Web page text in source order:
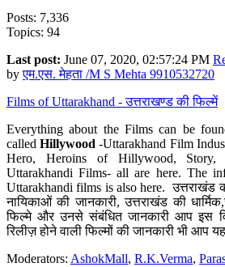
Posts: 7,336
Topics: 94
Last post: June 07, 2020, 02:57:24 PM
byएम.एस. मेहता /M S Mehta 9910532720
Films of Uttarakhand - उत्तराखण्ड की फिल्में
Everything about the Films can be
calledHillywood-Uttarakhand Film
Hero, Heroins of Hillywood, Story,
Uttarakhandi Films- all are here. The
Uttarakhandi films is also here. उत्तराखंड
नायिकाओं की जानकारी, उत्तराखंड की
फिल्मे और उनसे संबंधित जानकारी आप इस
रिलीज़ होने वाली फिल्मों की जानकारी भी आप
Moderators: AshokMall, R.K.Verma,